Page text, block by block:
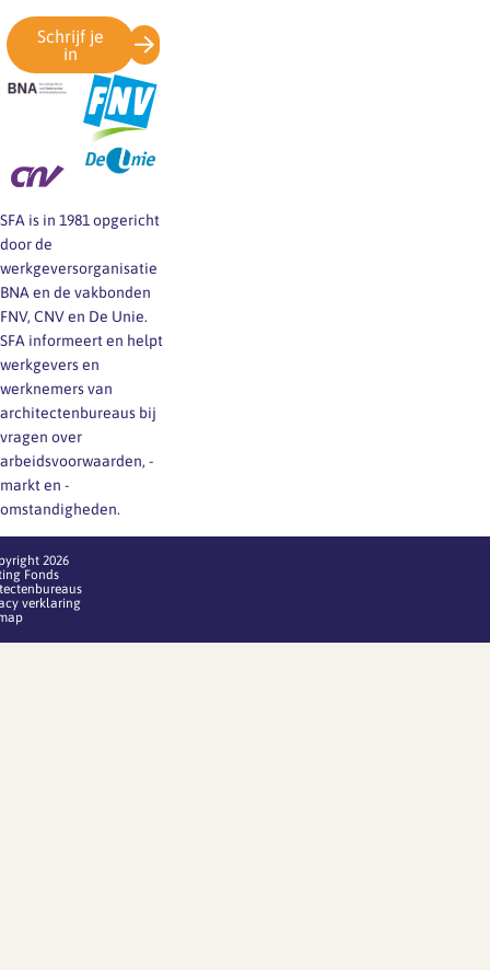
Schrijf je
in
SFA is in 1981 opgericht
door de
werkgeversorganisatie
BNA en de vakbonden
FNV, CNV en De Unie.
SFA informeert en helpt
werkgevers en
werknemers van
architectenbureaus bij
vragen over
arbeidsvoorwaarden, -
markt en -
omstandigheden.
2026
Fonds
verklaring